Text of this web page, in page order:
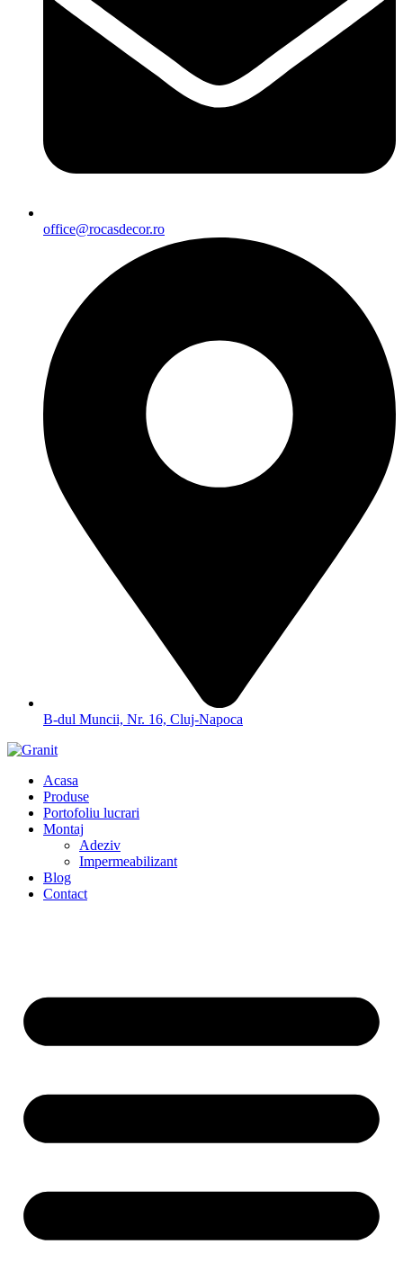
office@rocasdecor.ro
B-dul Muncii, Nr. 16, Cluj-Napoca
Acasa
Produse
Portofoliu lucrari
Montaj
Adeziv
Impermeabilizant
Blog
Contact